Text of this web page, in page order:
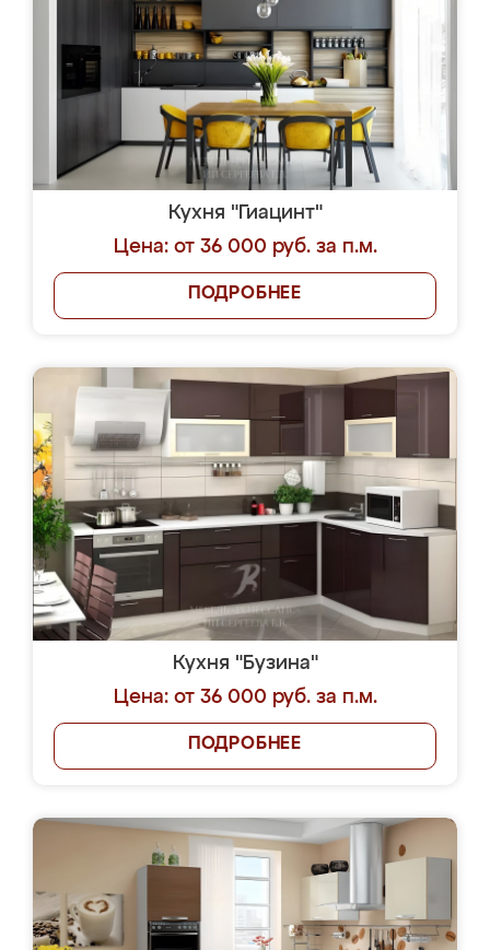
Кухня "Гиацинт"
Цена: от 36 000 руб. за п.м.
ПОДРОБНЕЕ
Кухня "Бузина"
Цена: от 36 000 руб. за п.м.
ПОДРОБНЕЕ